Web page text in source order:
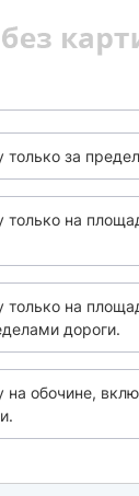
только за
только на
только на
дороги.
на обочине,